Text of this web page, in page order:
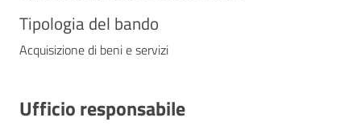
Tipologia del bando
Acquisizione di beni e servizi
Ufficio responsabile